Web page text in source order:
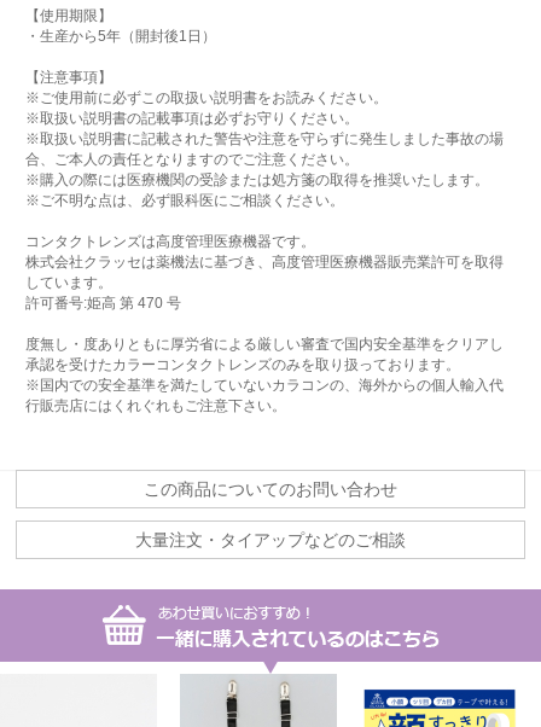
【使用期限】
・生産から5年（開封後1日）
【注意事項】
※ご使用前に必ずこの取扱い説明書をお読みください。
※取扱い説明書の記載事項は必ずお守りください。
※取扱い説明書に記載された警告や注意を守らずに発生しました事故の場
合、ご本人の責任となりますのでご注意ください。
※購入の際には医療機関の受診または処方箋の取得を推奨いたします。
※ご不明な点は、必ず眼科医にご相談ください。
コンタクトレンズは高度管理医療機器です。
株式会社クラッセは薬機法に基づき、高度管理医療機器販売業許可を取得
しています。
許可番号:姫高 第 470 号
度無し・度ありともに厚労省による厳しい審査で国内安全基準をクリアし
承認を受けたカラーコンタクトレンズのみを取り扱っております。
※国内での安全基準を満たしていないカラコンの、海外からの個人輸入代
行販売店にはくれぐれもご注意下さい。
この商品についてのお問い合わせ
大量注文・タイアップなどのご相談